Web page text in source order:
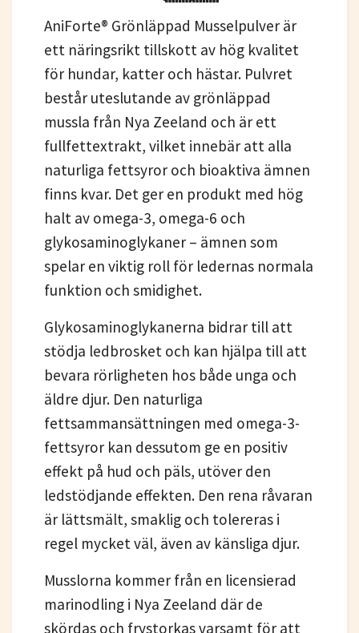
AniForte® Grönläppad Musselpulver är
ett näringsrikt tillskott av hög kvalitet
för hundar, katter och hästar. Pulvret
består uteslutande av grönläppad
mussla från Nya Zeeland och är ett
fullfettextrakt, vilket innebär att alla
naturliga fettsyror och bioaktiva ämnen
finns kvar. Det ger en produkt med hög
halt av omega-3, omega-6 och
glykosaminoglykaner – ämnen som
spelar en viktig roll för ledernas normala
funktion och smidighet.
Glykosaminoglykanerna bidrar till att
stödja ledbrosket och kan hjälpa till att
bevara rörligheten hos både unga och
äldre djur. Den naturliga
fettsammansättningen med omega-3-
fettsyror kan dessutom ge en positiv
effekt på hud och päls, utöver den
ledstödjande effekten. Den rena råvaran
är lättsmält, smaklig och tolereras i
regel mycket väl, även av känsliga djur.
Musslorna kommer från en licensierad
marinodling i Nya Zeeland där de
skördas och frystorkas varsamt för att